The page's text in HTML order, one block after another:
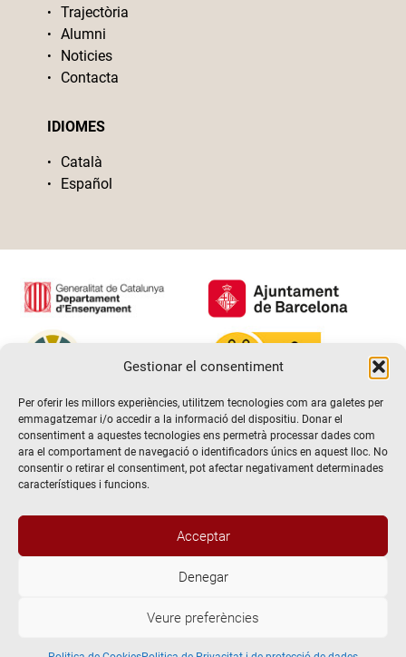
Gestionar el consentiment
Per oferir les millors experiències, utilitzem tecnologies com ara galetes per
emmagatzemar i/o accedir a la informació del dispositiu. Donar el
consentiment a aquestes tecnologies ens permetrà processar dades com
ara el comportament de navegació o identificadors únics en aquest lloc. No
consentir o retirar el consentiment, pot afectar negativament determinades
característiques i funcions.
Acceptar
Denegar
Veure preferències
Trajectòria
Alumni
Noticies
Contacta
IDIOMES
Català
Español
@2026 Escola de teatre El Timbal. Tots els drets reservats
Avís Legal